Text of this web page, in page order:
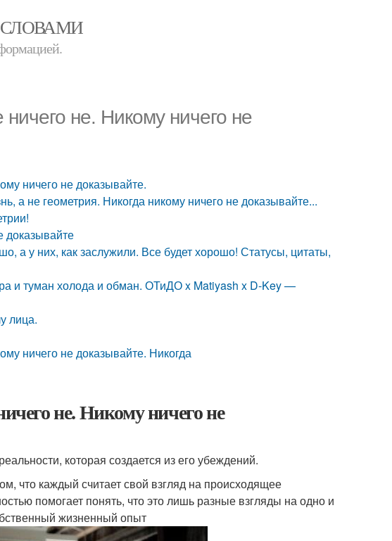
не. Никому ничего не
ничего не доказывайте.
а не геометрия. Никогда никому ничего не доказывайте...
доказывайте
а у них, как заслужили. Все будет хорошо! Статусы, цитаты,
и туман холода и обман. ОТиДО x Matiyash x D-Key —
лица.
ничего не доказывайте. Никогда
не. Никому ничего не
которая создается из его убеждений.
что каждый считает свой взгляд на происходящее
помогает понять, что это лишь разные взгляды на одно и
жизненный опыт